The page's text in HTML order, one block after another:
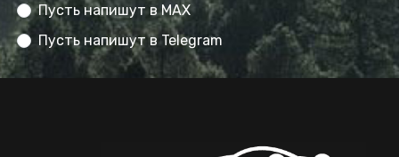
Пусть напишут в MAX
Пусть напишут в Telegram